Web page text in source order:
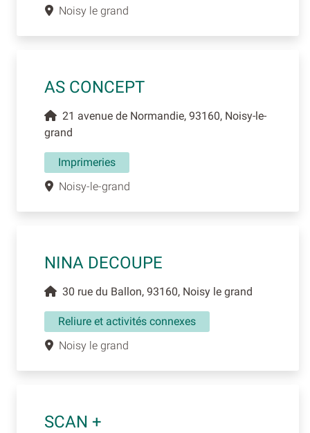
Noisy le grand
AS CONCEPT
21 avenue de Normandie, 93160, Noisy-le-
grand
Imprimeries
Noisy-le-grand
NINA DECOUPE
30 rue du Ballon, 93160, Noisy le grand
Reliure et activités connexes
Noisy le grand
SCAN +